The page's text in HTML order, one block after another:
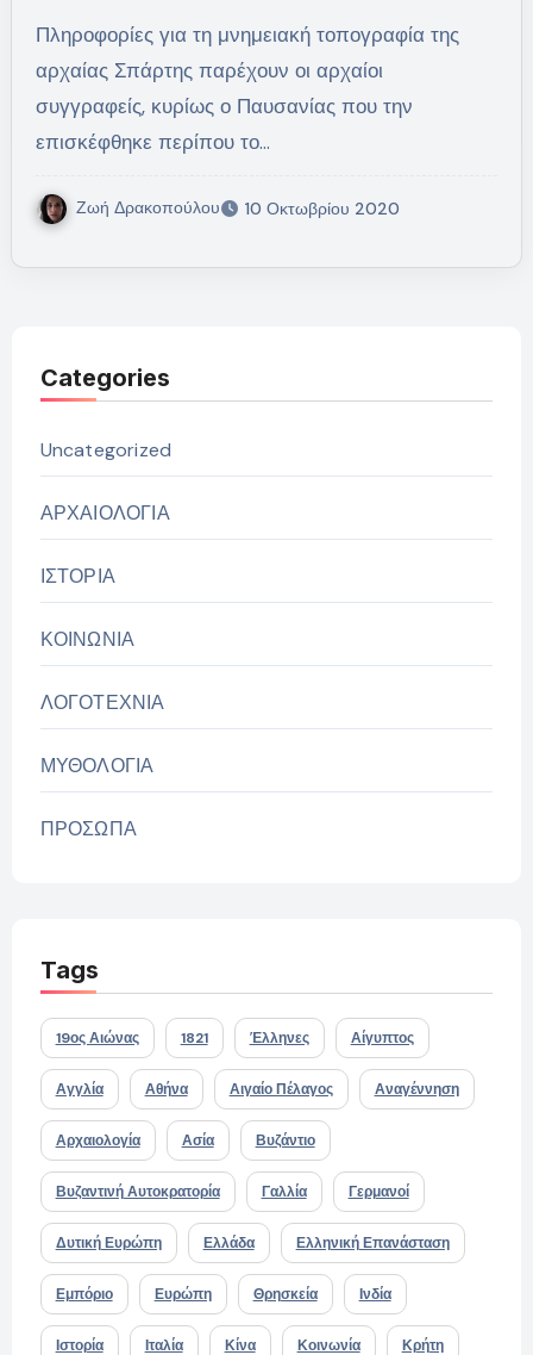
Πληροφορίες για τη μνημειακή τοπογραφία της
αρχαίας Σπάρτης παρέχουν οι αρχαίοι
συγγραφείς, κυρίως ο Παυσανίας που την
επισκέφθηκε περίπου το…
Ζωή Δρακοπούλου 10 Οκτωβρίου 2020
Categories
Uncategorized
ΑΡΧΑΙΟΛΟΓΙΑ
ΙΣΤΟΡΙΑ
ΚΟΙΝΩΝΙΑ
ΛΟΓΟΤΕΧΝΙΑ
ΜΥΘΟΛΟΓΙΑ
ΠΡΟΣΩΠΑ
Tags
19ος Αιώνας 1821 Έλληνες Αίγυπτος
Αγγλία Αθήνα Αιγαίο Πέλαγος Αναγέννηση
Αρχαιολογία Ασία Βυζάντιο
Βυζαντινή Αυτοκρατορία Γαλλία Γερμανοί
Δυτική Ευρώπη Ελλάδα Ελληνική Επανάσταση
Εμπόριο Ευρώπη Θρησκεία Ινδία
Ιστορία Ιταλία Κίνα Κοινωνία Κρήτη